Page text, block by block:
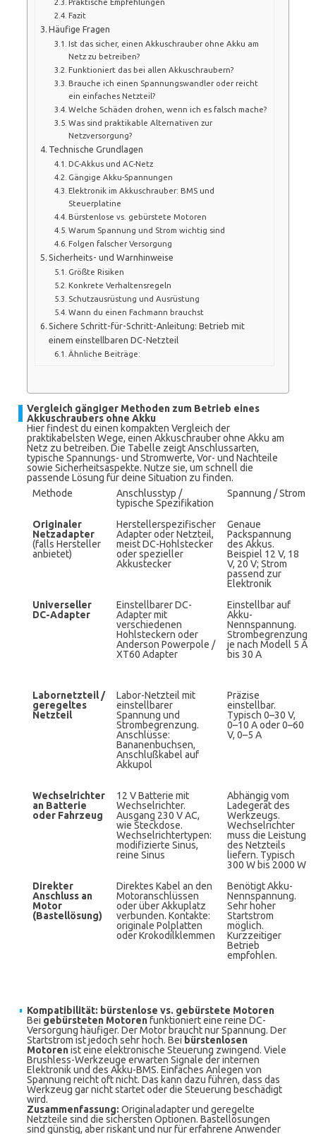
Fazit
Häufige Fragen
Ist das sicher, einen Akkuschrauber ohne Akku am
Netz zu betreiben?
Funktioniert das bei allen Akkuschraubern?
Brauche ich einen Spannungswandler oder reicht
ein einfaches Netzteil?
Welche Schäden drohen, wenn ich es falsch mache?
Was sind praktikable Alternativen zur
Netzversorgung?
Technische Grundlagen
DC-Akkus und AC-Netz
Gängige Akku-Spannungen
Elektronik im Akkuschrauber: BMS und
Steuerplatine
Bürstenlose vs. gebürstete Motoren
Warum Spannung und Strom wichtig sind
Folgen falscher Versorgung
Sicherheits- und Warnhinweise
Größte Risiken
Konkrete Verhaltensregeln
Schutzausrüstung und Ausrüstung
Wann du einen Fachmann brauchst
Sichere Schritt-für-Schritt-Anleitung: Betrieb mit
einem einstellbaren DC-Netzteil
Ähnliche Beiträge:
Vergleich gängiger Methoden zum Betrieb eines
Akkuschraubers ohne Akku
Hier findest du einen kompakten Vergleich der
praktikabelsten Wege, einen Akkuschrauber ohne Akku am
Netz zu betreiben. Die Tabelle zeigt Anschlussarten,
typische Spannungs- und Stromwerte, Vor- und Nachteile
sowie Sicherheitsaspekte. Nutze sie, um schnell die
passende Lösung für deine Situation zu finden.
Methode
Anschlusstyp /
typische Spezifikation
Spannung / Strom
Originaler
Netzadapter
(falls Hersteller
anbietet)
Herstellerspezifischer
Adapter oder Netzteil,
meist DC-Hohlstecker
oder spezieller
Akkustecker
Genaue
Packspannung
des Akkus.
Beispiel 12 V, 18
V, 20 V; Strom
passend zur
Elektronik
Universeller
DC-Adapter
Einstellbarer DC-
Adapter mit
verschiedenen
Hohlsteckern oder
Anderson Powerpole /
XT60 Adapter
Einstellbar auf
Akku-
Nennspannung.
Strombegrenzung
je nach Modell 5 A
bis 30 A
Labornetzteil /
geregeltes
Netzteil
Labor-Netzteil mit
einstellbarer
Spannung und
Strombegrenzung.
Anschlüsse:
Bananenbuchsen,
Anschlußkabel auf
Akkupol
Präzise
einstellbar.
Typisch 0–30 V,
0–10 A oder 0–60
V, 0–5 A
Wechselrichter
an Batterie
oder Fahrzeug
12 V Batterie mit
Wechselrichter.
Ausgang 230 V AC,
wie Steckdose.
Wechselrichtertypen:
modifizierte Sinus,
reine Sinus
Abhängig vom
Ladegerät des
Werkzeugs.
Wechselrichter
muss die Leistung
des Netzteils
liefern. Typisch
300 W bis 2000 W
Direkter
Anschluss an
Motor
(Bastellösung)
Direktes Kabel an den
Motoranschlüssen
oder über Akkuplatz
verbunden. Kontakte:
originale Polplatten
oder Krokodilklemmen
Benötigt Akku-
Nennspannung.
Sehr hoher
Startstrom
möglich.
Kurzzeitiger
Betrieb
empfohlen.
Kompatibilität: bürstenlose vs. gebürstete Motoren
Bei gebürsteten Motorenfunktioniert eine reine DC-
Versorgung häufiger. Der Motor braucht nur Spannung. Der
Startstrom ist jedoch sehr hoch. Bei bürstenlosen
Motorenist eine elektronische Steuerung zwingend. Viele
Brushless-Werkzeuge erwarten Signale der internen
Elektronik und des Akku-BMS. Einfaches Anlegen von
Spannung reicht oft nicht. Das kann dazu führen, dass das
Werkzeug gar nicht startet oder die Steuerung beschädigt
wird.
Zusammenfassung: Originaladapter und geregelte
Netzteile sind die sichersten Optionen. Bastellösungen
sind günstig, aber riskant und nur für erfahrene Anwender